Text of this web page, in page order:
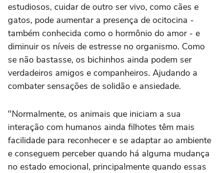
estudiosos, cuidar de outro ser vivo, como cães e
gatos, pode aumentar a presença de ocitocina -
também conhecida como o hormônio do amor - e
diminuir os níveis de estresse no organismo. Como
se não bastasse, os bichinhos ainda podem ser
verdadeiros amigos e companheiros. Ajudando a
combater sensações de solidão e ansiedade.
"Normalmente, os animais que iniciam a sua
interação com humanos ainda filhotes têm mais
facilidade para reconhecer e se adaptar ao ambiente
e conseguem perceber quando há alguma mudança
no estado emocional, principalmente quando essas